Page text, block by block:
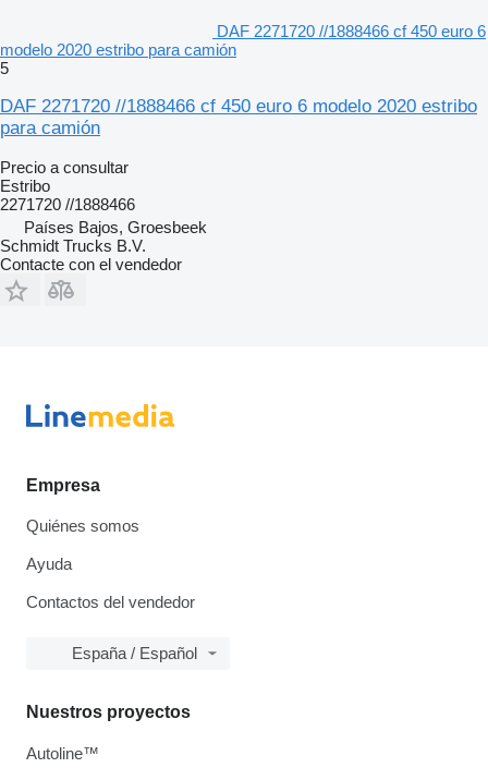
DAF 2271720 //1888466 cf 450 euro 6
modelo 2020 estribo para camión
5
DAF 2271720 //1888466 cf 450 euro 6 modelo 2020 estribo
para camión
Precio a consultar
Estribo
2271720 //1888466
Países Bajos, Groesbeek
Schmidt Trucks B.V.
Contacte con el vendedor
Empresa
Quiénes somos
Ayuda
Contactos del vendedor
España / Español
Nuestros proyectos
Autoline™